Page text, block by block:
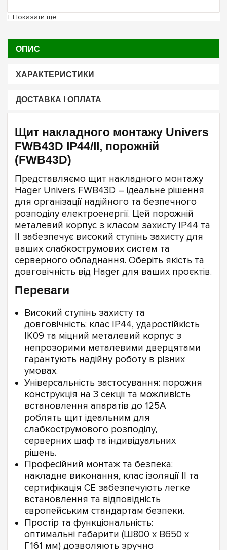
+ Показати ще
ОПИС
ХАРАКТЕРИСТИКИ
ДОСТАВКА І ОПЛАТА
Щит накладного монтажу Univers
FWB43D IP44/II, порожній
(FWB43D)
Представляємо щит накладного монтажу
Hager Univers FWB43D – ідеальне рішення
для організації надійного та безпечного
розподілу електроенергії. Цей порожній
металевий корпус з класом захисту IP44 та
II забезпечує високий ступінь захисту для
ваших слабкострумових систем та
серверного обладнання. Оберіть якість та
довговічність від Hager для ваших проєктів.
Переваги
Високий ступінь захисту та
довговічність: клас IP44, ударостійкість
IK09 та міцний металевий корпус з
непрозорими металевими дверцятами
гарантують надійну роботу в різних
умовах.
Універсальність застосування: порожня
конструкція на 3 секції та можливість
встановлення апаратів до 125А
роблять щит ідеальним для
слабкострумового розподілу,
серверних шаф та індивідуальних
рішень.
Професійний монтаж та безпека:
накладне виконання, клас ізоляції II та
сертифікація CE забезпечують легке
встановлення та відповідність
європейським стандартам безпеки.
Простір та функціональність:
оптимальні габарити (Ш800 x В650 x
Г161 мм) дозволяють зручно